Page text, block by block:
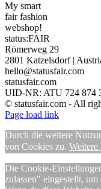
My smart
fair fashion
webshop!
status:FAIR
Römerweg 29
2801 Katzelsdorf |
hello@statusfair.com
statusfair.com
UID-NR: ATU 724 874
© statusfair.com - All
Page load link
Durch die weitere
von Cookies zu. Weitere
Die Cookie-
zulassen" eingestellt,